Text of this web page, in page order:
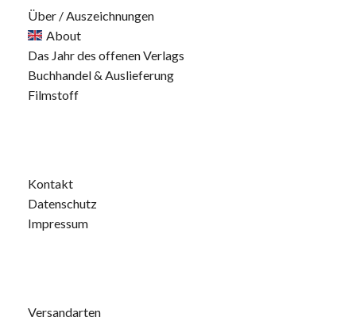
Über / Auszeichnungen
About
Das Jahr des offenen Verlags
Buchhandel & Auslieferung
Filmstoff
Kontakt
Datenschutz
Impressum
Versandarten